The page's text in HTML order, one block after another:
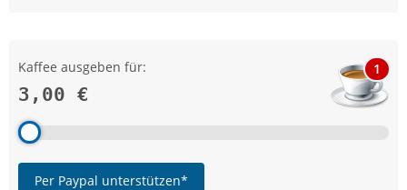
Kaffee ausgeben für:
3,00 €
1
Per Paypal unterstützen*